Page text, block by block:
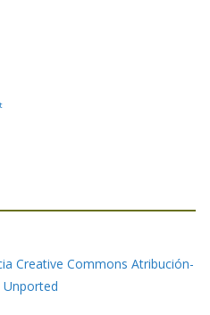
Creative Commons Atribución-
Unported